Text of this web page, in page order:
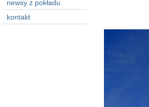
newsy z pokładu
kontakt